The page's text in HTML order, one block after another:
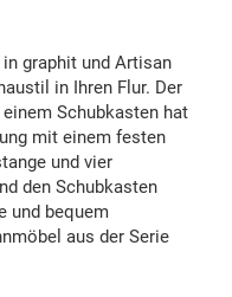
in graphit und Artisan
in Ihren Flur. Der
Schubkasten hat
mit einem festen
und vier
den Schubkasten
und bequem
aus der Serie